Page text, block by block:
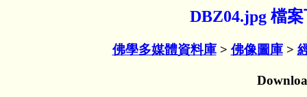
DBZ04.jpg 檔
佛學多媒體資料庫> 佛像圖庫>